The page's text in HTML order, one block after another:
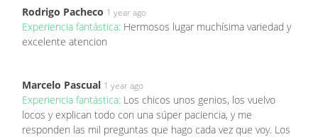
Rodrigo Pacheco 1 year ago
Experiencia fantástica: Hermosos lugar muchísima variedad y
excelente atencion
Marcelo Pascual 1 year ago
Experiencia fantástica: Los chicos unos genios, los vuelvo
locos y explican todo con una súper paciencia, y me
responden las mil preguntas que hago cada vez que voy. Los